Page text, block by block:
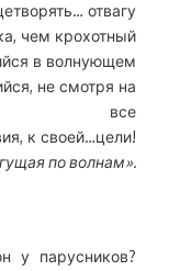
отвагу
чем крохотный
в волнующем
не смотря на
все
к своей…цели!
по волнам».
у парусников?